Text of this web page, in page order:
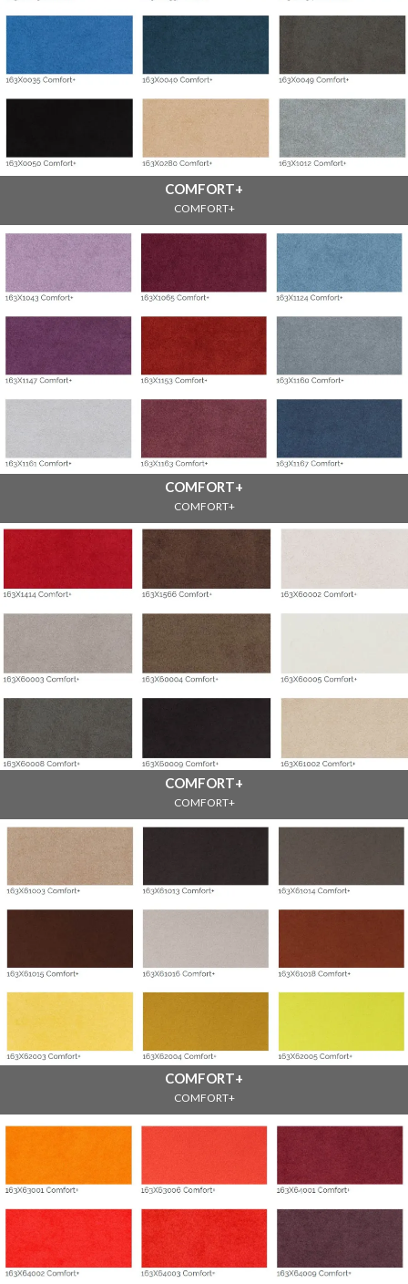
COMFORT+
COMFORT+
COMFORT+
COMFORT+
COMFORT+
COMFORT+
COMFORT+
COMFORT+